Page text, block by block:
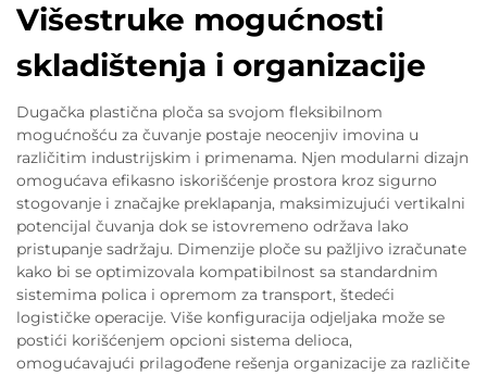
Višestruke mogućnosti
skladištenja i organizacije
Dugačka plastična ploča sa svojom fleksibilnom
mogućnošću za čuvanje postaje neocenjiv imovina u
različitim industrijskim i primenama. Njen modularni dizajn
omogućava efikasno iskorišćenje prostora kroz sigurno
stogovanje i značajke preklapanja, maksimizujući vertikalni
potencijal čuvanja dok se istovremeno održava lako
pristupanje sadržaju. Dimenzije ploče su pažljivo izračunate
kako bi se optimizovala kompatibilnost sa standardnim
sistemima polica i opremom za transport, štedeći
logističke operacije. Više konfiguracija odjeljaka može se
postići korišćenjem opcioni sistema delioca,
omogućavajući prilagođene rešenja organizacije za različite